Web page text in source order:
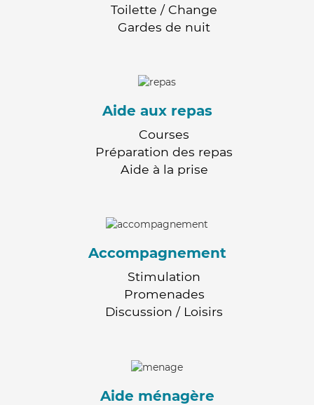
Toilette / Change
Gardes de nuit
Aide aux repas
Courses
Préparation des repas
Aide à la prise
Accompagnement
Stimulation
Promenades
Discussion / Loisirs
Aide ménagère